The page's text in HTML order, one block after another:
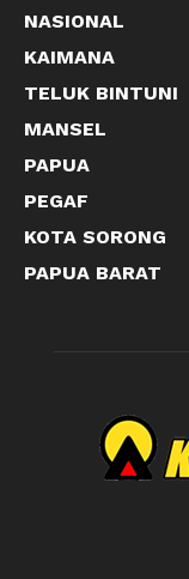
NASIONAL
KAIMANA
TELUK BINTUNI
MANSEL
PAPUA
PEGAF
KOTA SORONG
PAPUA BARAT